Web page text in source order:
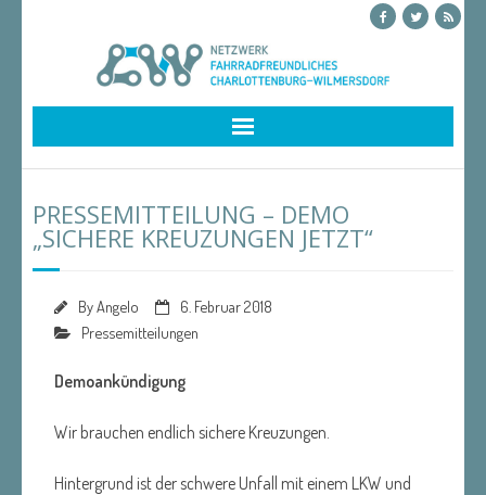
PRESSEMITTEILUNG – DEMO
„SICHERE KREUZUNGEN JETZT“
ByAngelo
6. Februar 2018
Pressemitteilungen
Demoankündigung
Wir brauchen endlich sichere Kreuzungen.
Hintergrund ist der schwere Unfall mit einem LKW und